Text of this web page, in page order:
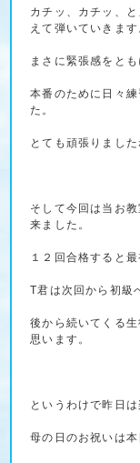
カチッ、カチッ、
えて弾いていきます
まさに緊張感をとも
本番のために日々
た。
とても頑張りました
そして今回は当お
来ました。
１２回合格すると
T君は次回から初級
後から続いてくる
思います。
というわけで昨日
母の日のお祝いは本